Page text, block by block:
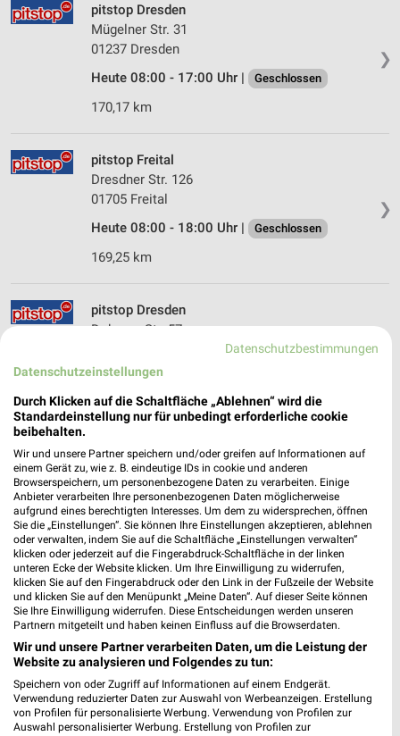
❯
pitstop Dresden
Mügelner Str. 31
01237 Dresden
Heute 08:00 - 17:00 Uhr |
Geschlossen
170,17 km
❯
pitstop Freital
Dresdner Str. 126
01705 Freital
Heute 08:00 - 18:00 Uhr |
Geschlossen
169,25 km
pitstop Dresden
Dohnaer Str. 57
Heute 08:00 - 18:00 Uhr |
168,64 km
A.T.U Freital
Wilsdruffer Straße 39
01705 Freital
Heute 07:30 - 18:00 Uhr | Geschlossen
168,27 km
Freital
Zur Wiederitz 16
01705 Freital
Heute 08:00 - 18:00 Uhr | Geschlossen
166,85 km
Datenschutzbestimmungen
Datenschutzeinstellungen
Durch Klicken auf die Schaltfläche „Ablehnen“ wird die
Standardeinstellung nur für unbedingt erforderliche cookie
beibehalten.
Wir und unsere Partner speichern und/oder greifen auf Informationen auf
einem Gerät zu, wie z. B. eindeutige IDs in cookie und anderen
Browserspeichern, um personenbezogene Daten zu verarbeiten. Einige
Anbieter verarbeiten Ihre personenbezogenen Daten möglicherweise
aufgrund eines berechtigten Interesses. Um dem zu widersprechen, öffnen
Sie die „Einstellungen“. Sie können Ihre Einstellungen akzeptieren, ablehnen
oder verwalten, indem Sie auf die Schaltfläche „Einstellungen verwalten“
klicken oder jederzeit auf die Fingerabdruck-Schaltfläche in der linken
unteren Ecke der Website klicken. Um Ihre Einwilligung zu widerrufen,
klicken Sie auf den Fingerabdruck oder den Link in der Fußzeile der Website
und klicken Sie auf den Menüpunkt „Meine Daten“. Auf dieser Seite können
Sie Ihre Einwilligung widerrufen. Diese Entscheidungen werden unseren
Partnern mitgeteilt und haben keinen Einfluss auf die Browserdaten.
Wir und unsere Partner verarbeiten Daten, um die Leistung der
Website zu analysieren und Folgendes zu tun:
Speichern von oder Zugriff auf Informationen auf einem Endgerät.
Verwendung reduzierter Daten zur Auswahl von Werbeanzeigen. Erstellung
von Profilen für personalisierte Werbung. Verwendung von Profilen zur
Auswahl personalisierter Werbung. Erstellung von Profilen zur